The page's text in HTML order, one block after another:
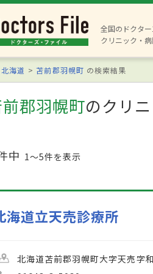
全国のドクタ
クリニック・
北海道 苫前郡羽幌町 の検索結果
郡羽幌町のクリ
中 1〜5件を表示
海道立天売診療所
北海道苫前郡羽幌町大字天売字